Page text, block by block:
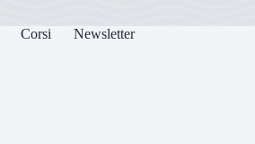
Corsi Newsletter